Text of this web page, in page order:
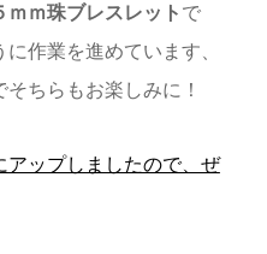
ｍ珠ブレスレット で
作業を進めています、
ちらもお楽しみに！
アップしましたので、ぜ